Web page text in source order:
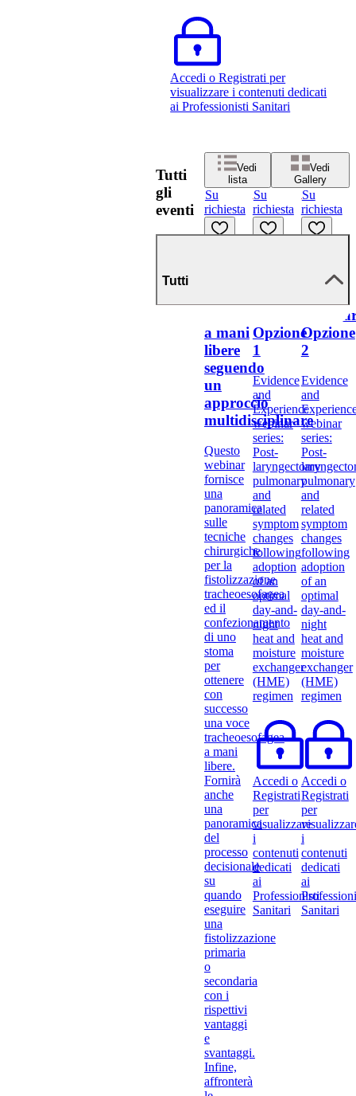
Accedi o Registrati per
visualizzare i contenuti dedicati
ai Professionisti Sanitari
Tutti
gli
eventi
Tutti
Vedi
lista
Vedi
Gallery
Su
richiesta
a mani
libere
seguendo
un
approccio
multidisciplinare
Questo
webinar
fornisce
una
panoramica
sulle
tecniche
chirurgiche
per la
fistolizzazione
tracheoesofagea
ed il
confezionamento
di uno
stoma
per
ottenere
con
successo
una voce
tracheoesofagea
a mani
libere.
Fornirà
anche
una
panoramica
del
processo
decisionale
su
quando
eseguire
una
fistolizzazione
primaria
o
secondaria
con i
rispettivi
vantaggi
e
svantaggi.
Infine,
affronterà
Su
richiesta
Opzione
1
Evidence
and
Experience
webinar
series:
Post-
laryngectomy
pulmonary
and
related
symptom
changes
following
adoption
of an
optimal
day-and-
night
heat and
moisture
exchanger
(HME)
regimen
Accedi o
Registrati
per
visualizzare
i
contenuti
dedicati
ai
Professionisti
Sanitari
Su
richiesta
Ward
Opzione
2
Evidence
and
webinar
series:
Post-
pulmonary
and
related
symptom
changes
following
adoption
of an
optimal
day-and-
night
heat and
moisture
exchanger
(HME)
regimen
Accedi o
Registrati
per
i
contenuti
dedicati
ai
Sanitari